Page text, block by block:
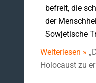
befreit, die
der
Sowjetische
Weiterlesen »
Holocaust zu